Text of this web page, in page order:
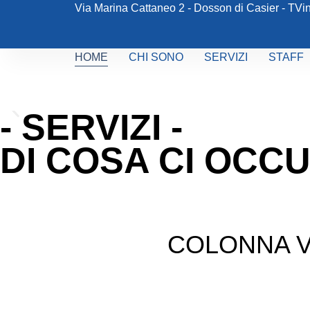
Via Marina Cattaneo 2 - Dosson di Casier - TV
HOME CHI SONO SERVIZI STAFF
Terapie fisiche e
- SERVIZI -
DI COSA CI
COLONNA